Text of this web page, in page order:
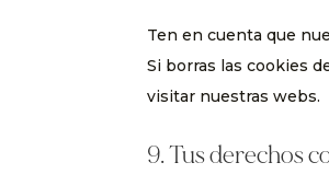
Ten en cuenta que
Si borras las cookies
visitar nuestras webs.
9. Tus derechos